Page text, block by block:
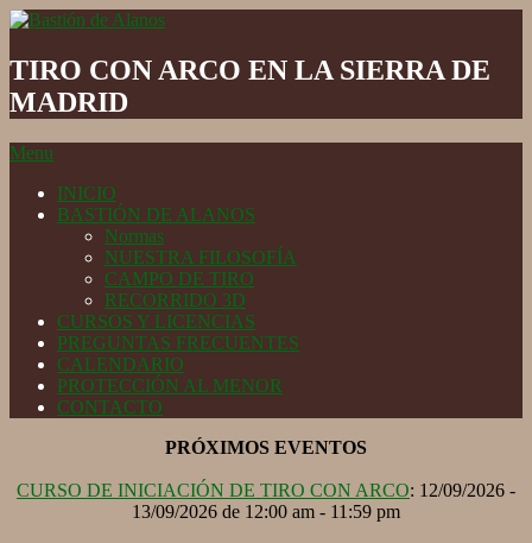
Skip
content
de
Alanos
TIRO CON ARCO EN LA SIERRA DE
MADRID
Secondary
Menu
Menu
INICIO
BASTIÓN DE ALANOS
Normas
NUESTRA FILOSOFÍA
CAMPO DE TIRO
RECORRIDO 3D
CURSOS Y LICENCIAS
PREGUNTAS FRECUENTES
CALENDARIO
PROTECCIÓN AL MENOR
CONTACTO
PRÓXIMOS EVENTOS
CURSO DE INICIACIÓN DE TIRO CON ARCO: 12/09/2026 -
13/09/2026 de 12:00 am - 11:59 pm